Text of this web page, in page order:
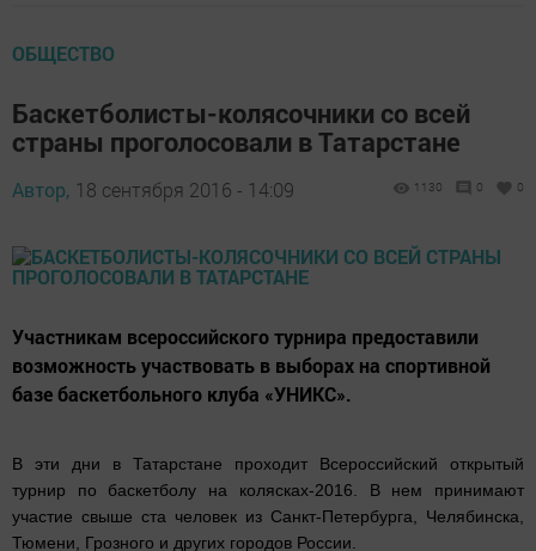
ОБЩЕСТВО
Баскетболисты-колясочники со всей
страны проголосовали в Татарстане
Автор, 18 сентября 2016 - 14:09 1130 0 0
Участникам всероссийского турнира предоставили
возможность участвовать в выборах на спортивной
базе баскетбольного клуба «УНИКС».
В эти дни в Татарстане проходит Всероссийский открытый
турнир по баскетболу на колясках-2016. В нем принимают
участие свыше ста человек из Санкт-Петербурга, Челябинска,
Тюмени, Грозного и других городов России.